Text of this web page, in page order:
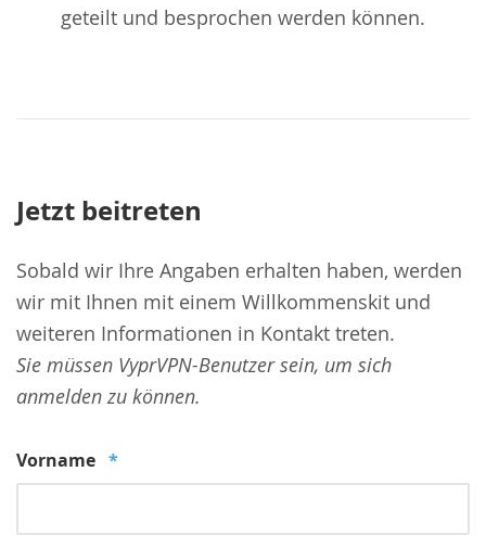
geteilt und besprochen werden können.
Jetzt beitreten
Sobald wir Ihre Angaben erhalten haben, werden
wir mit Ihnen mit einem Willkommenskit und
weiteren Informationen in Kontakt treten.
Sie müssen VyprVPN-Benutzer sein, um sich
anmelden zu können.
Vorname *